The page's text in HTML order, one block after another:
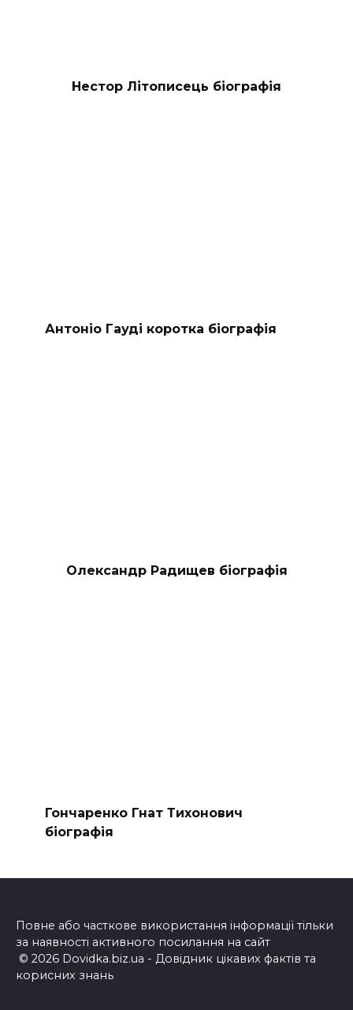
Нестор Літописець біографія
Антоніо Гауді коротка біографія
Олександр Радищев біографія
Гончаренко Гнат Тихонович
біографія
Повне або часткове використання інформації тільки
за наявності активного посилання на сайт
© 2026 Dovidka.biz.ua - Довідник цікавих фактів та
корисних знань